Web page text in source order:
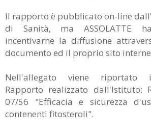
Il rapporto è pubblicato on-line
di Sanità, ma ASSOLATTE
incentivarne la diffusione
documento ed il proprio sito
Nell'allegato viene riportato
Rapporto realizzato dall'Istituto:
07/56 "Efficacia e sicurezza
contenenti fitosteroli".